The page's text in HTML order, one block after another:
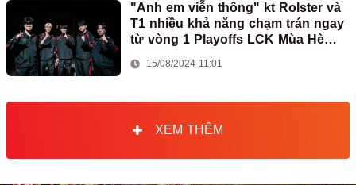
"Anh em viễn thông" kt Rolster và
T1 nhiều khả năng chạm trán ngay
từ vòng 1 Playoffs LCK Mùa Hè
2024
15/08/2024 11:01
XEM THÊM